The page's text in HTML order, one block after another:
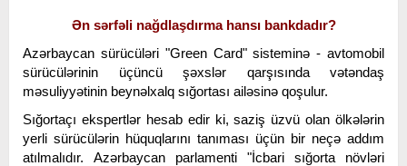
Ən sərfəli nağdlaşdırma hansı bankdadır?
Azərbaycan sürücüləri "Green Card" sisteminə - avtomobil
sürücülərinin üçüncü şəxslər qarşısında vətəndaş
məsuliyyətinin beynəlxalq sığortası ailəsinə qoşulur.
Sığortaçı ekspertlər hesab edir ki, saziş üzvü olan ölkələrin
yerli sürücülərin hüquqlarını tanıması üçün bir neçə addım
atılmalıdır. Azərbaycan parlamenti "İcbari sığorta növləri